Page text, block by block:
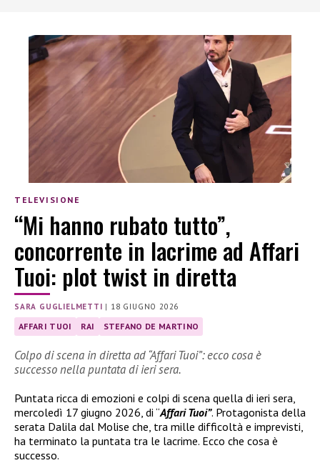
TELEVISIONE
“Mi hanno rubato tutto”,
concorrente in lacrime ad Affari
Tuoi: plot twist in diretta
SARA GUGLIELMETTI | 18 GIUGNO 2026
AFFARI TUOI RAI STEFANO DE MARTINO
Colpo di scena in diretta ad “Affari Tuoi”: ecco cosa è
successo nella puntata di ieri sera.
Puntata ricca di emozioni e colpi di scena quella di ieri sera,
mercoledì 17 giugno 2026, di “Affari Tuoi”. Protagonista della
serata Dalila dal Molise che, tra mille difficoltà e imprevisti,
ha terminato la puntata tra le lacrime. Ecco che cosa è
successo.